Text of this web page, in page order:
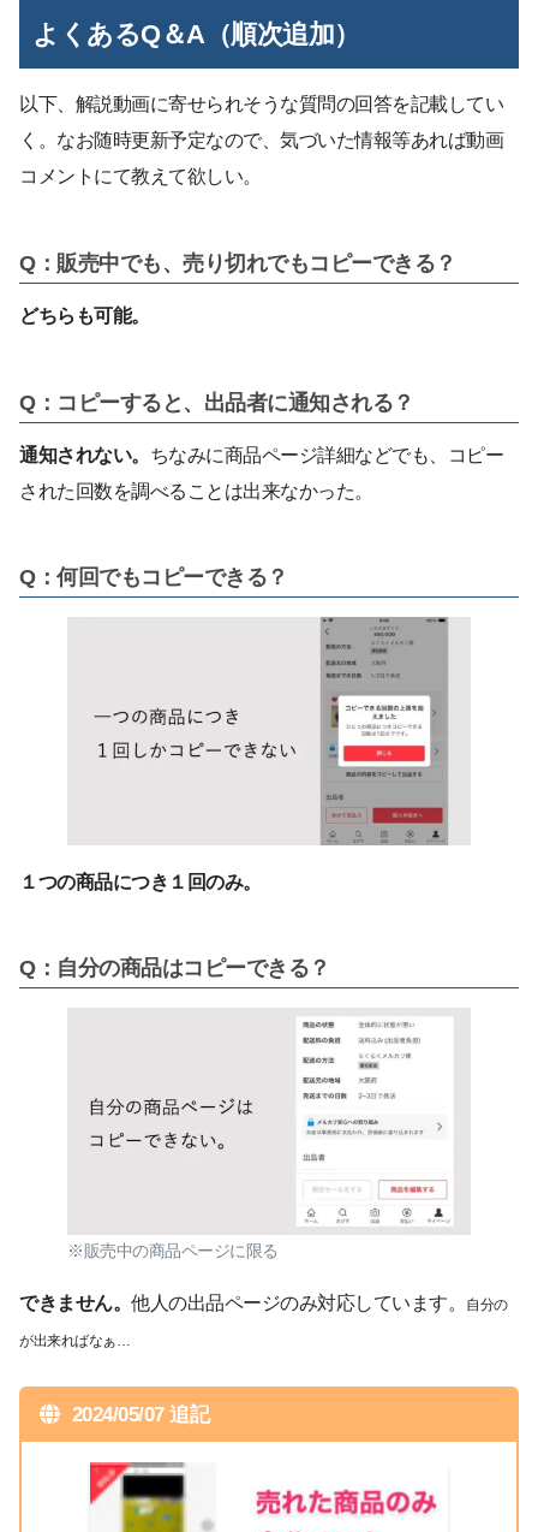
よくあるQ＆A（順次追加）
以下、解説動画に寄せられそうな質問の回答を記載してい
く。なお随時更新予定なので、気づいた情報等あれば動画
コメントにて教えて欲しい。
Q：販売中でも、売り切れでもコピーできる？
どちらも可能。
Q：コピーすると、出品者に通知される？
通知されない。 ちなみに商品ページ詳細などでも、コピー
された回数を調べることは出来なかった。
Q：何回でもコピーできる？
１つの商品につき１回のみ。
Q：自分の商品はコピーできる？
※販売中の商品ページに限る
できません。 他人の出品ページのみ対応しています。 自分の
が出来ればなぁ…
2024/05/07 追記